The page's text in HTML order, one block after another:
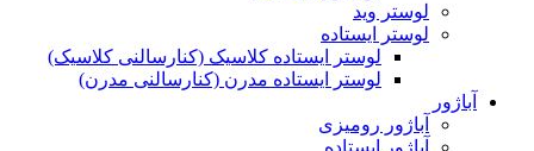
لوستر وید
لوستر ایستاده
لوستر ایستاده کلاسیک (کنارسالنی کلاسیک)
لوستر ایستاده مدرن (کنارسالنی مدرن)
آباژور
آباژور رومیزی
آباژور ایستاده